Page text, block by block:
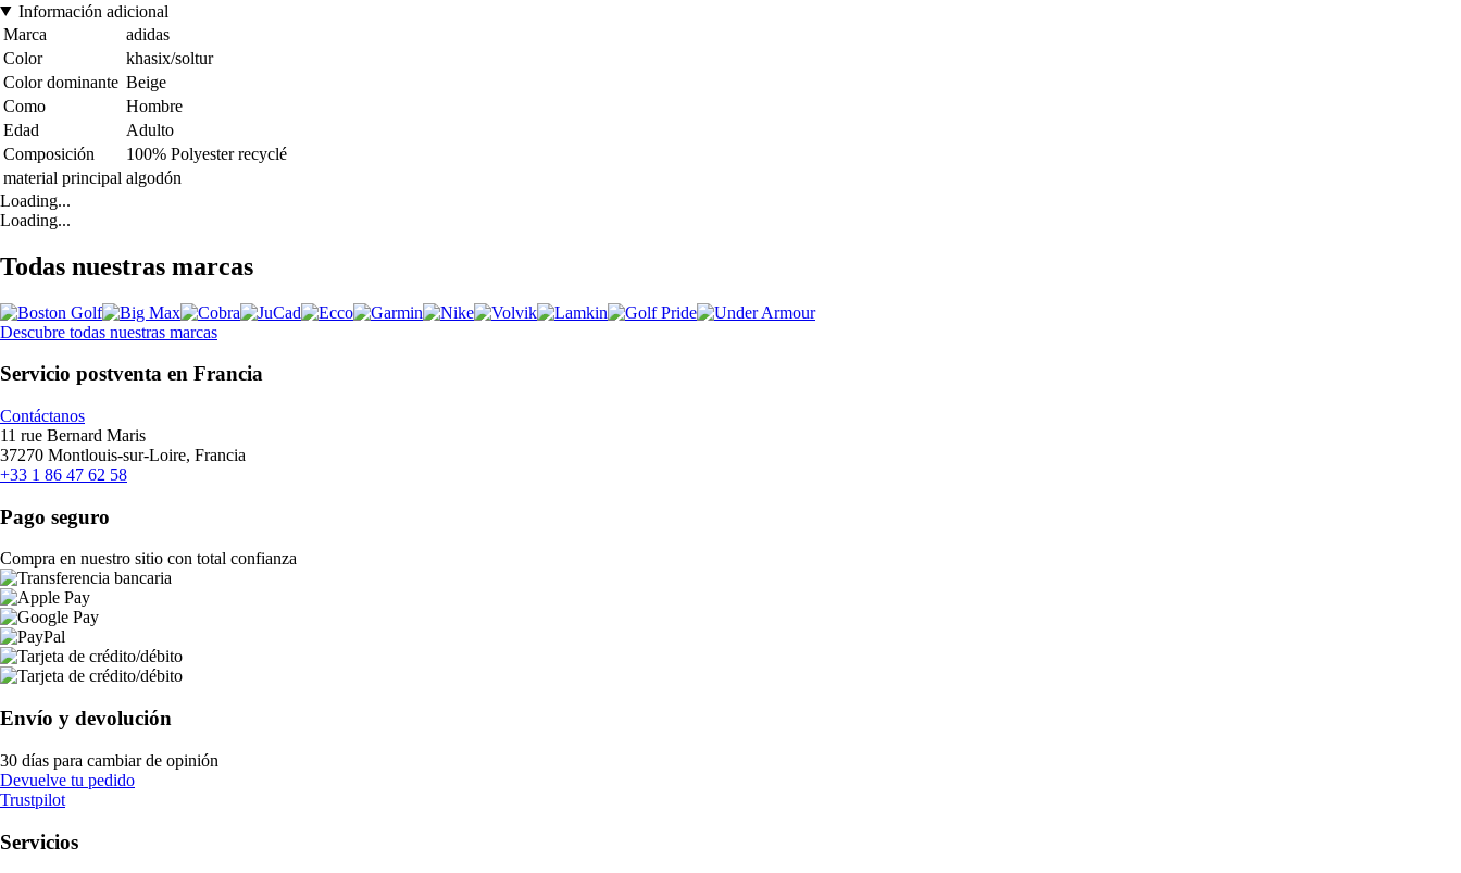
Información adicional
Marca
adidas
Color
khasix/soltur
Color dominante Beige
Como
Hombre
Edad
Adulto
Composición
100% Polyester recyclé
material principal algodón
Loading...
Loading...
Todas nuestras marcas
Descubre todas nuestras marcas
Servicio postventa en Francia
Contáctanos
11 rue Bernard Maris
37270 Montlouis-sur-Loire, Francia
+33 1 86 47 62 58
Pago seguro
Compra en nuestro sitio con total confianza
Envío y devolución
30 días para cambiar de opinión
Devuelve tu pedido
Trustpilot
Servicios